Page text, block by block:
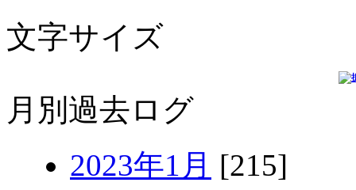
文字サイズ
月別過去ログ
2023年1月 [215]